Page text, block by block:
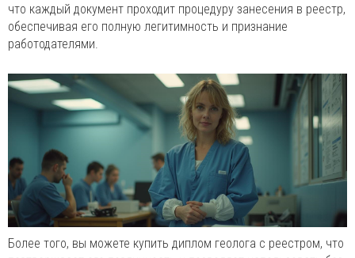
что каждый документ проходит процедуру занесения в реестр,
обеспечивая его полную легитимность и признание
работодателями.
Более того, вы можете купить диплом геолога с реестром, что